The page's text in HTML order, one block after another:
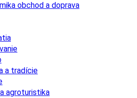
obchod a doprava
a tradície
agroturistika